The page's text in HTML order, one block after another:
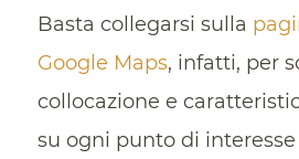
Basta collegarsi sulla
Google Maps, infatti, per
collocazione e
su ogni punto di